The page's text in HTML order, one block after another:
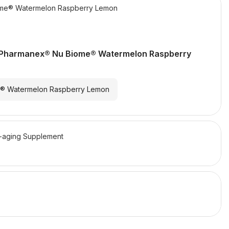
Watermelon Raspberry Lemon
Nu Biome® Watermelon Raspberry
Watermelon Raspberry Lemon
Supplement